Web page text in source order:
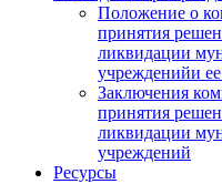
Положение о
принятия
ликвидации
учрежденийи ее
Заключения
принятия
ликвидации
учреждений
Ресурсы